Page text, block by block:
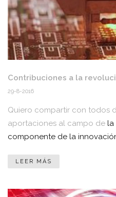
Contribuciones a la
29-8-2016
Quiero compartir con todos
aportaciones al campo de la
componente de la
LEER MÁS